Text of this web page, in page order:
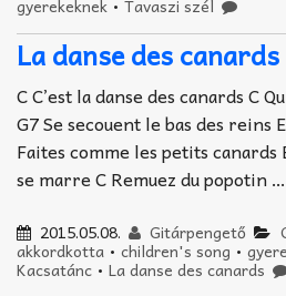
gyerekeknek • Tavaszi szél
La danse des
C C’est la danse des canards C
G7 Se secouent le bas des
Faites comme les petits canards
se marre C Remuez du popotin …
2015.05.08. Gitárpengető
akkordkotta • children's song •
Kacsatánc • La danse des canards